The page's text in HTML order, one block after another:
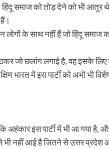
समाज को तोड़ देने को भी आतुर
लोगों के साथ नहीं हैं जो हिंदू समाज
जो छलांग लगाई है, वह इसके
भारत में इस पार्टी को अभी भी
अहंकार इस पार्टी में भी आ गया है,
नहीं आई है जितने से उत्तर प्रदेश